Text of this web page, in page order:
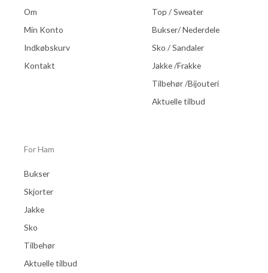
Om
Min Konto
Indkøbskurv
Kontakt
Top / Sweater
Bukser/ Nederdele
Sko / Sandaler
Jakke /Frakke
Tilbehør /Bijouteri
Aktuelle tilbud
For Ham
Bukser
Skjorter
Jakke
Sko
Tilbehør
Aktuelle tilbud